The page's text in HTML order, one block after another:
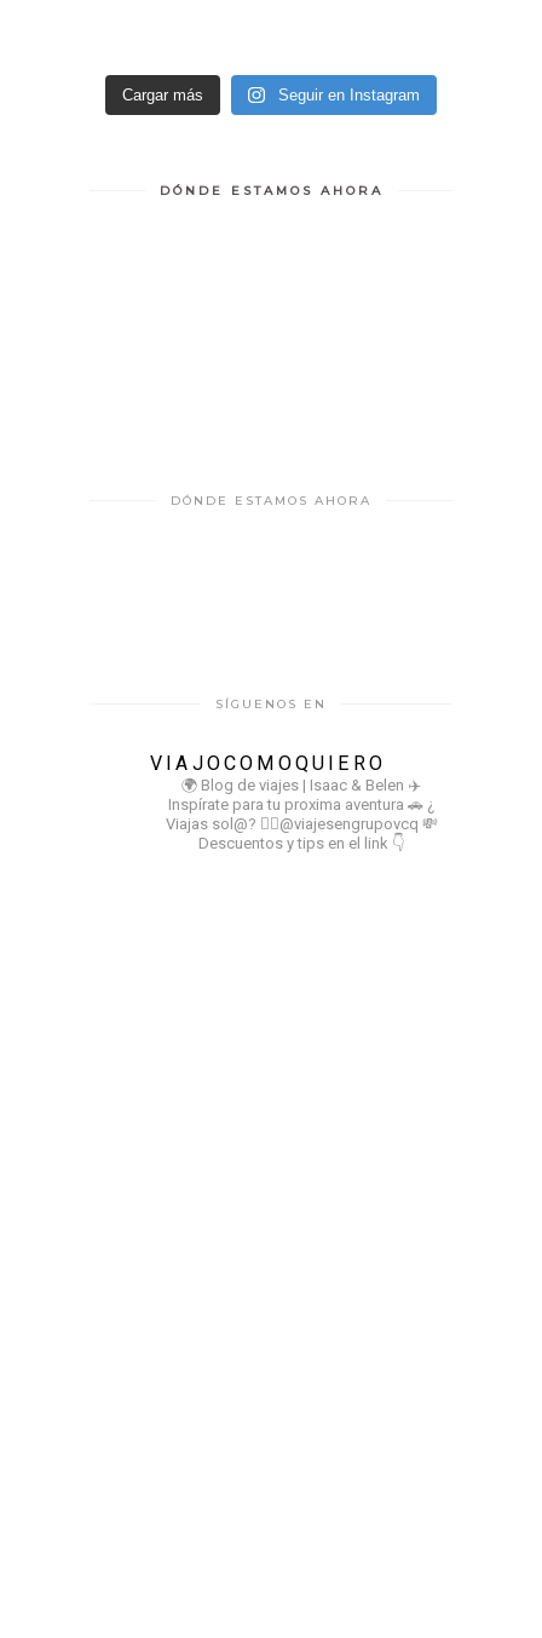
Cargar más Seguir en Instagram
DÓNDE ESTAMOS AHORA
DÓNDE ESTAMOS AHORA
SÍGUENOS EN
VIAJOCOMOQUIERO
🌍 Blog de viajes | Isaac & Belen ✈️
Inspírate para tu proxima aventura 🚗 ¿
Viajas sol@? 👉🏻@viajesengrupovcq 💸
Descuentos y tips en el link 👇